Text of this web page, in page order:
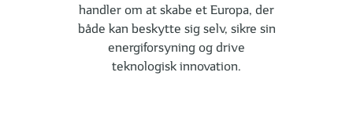
handler om at skabe et Europa, der
både kan beskytte sig selv, sikre sin
energiforsyning og drive
teknologisk innovation.